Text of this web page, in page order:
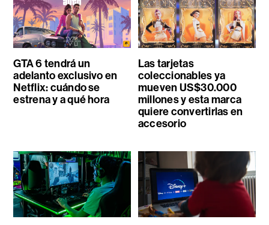
GTA 6 tendrá un
adelanto exclusivo en
Netflix: cuándo se
estrena y a qué hora
Las tarjetas
coleccionables ya
mueven US$30.000
millones y esta marca
quiere convertirlas en
accesorio